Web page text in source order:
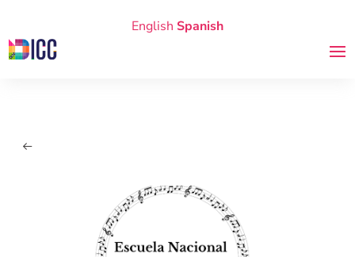
English Spanish